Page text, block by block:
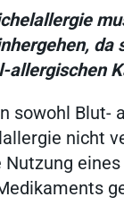
da
allergischen
sowohl Blut-
nicht
Nutzung